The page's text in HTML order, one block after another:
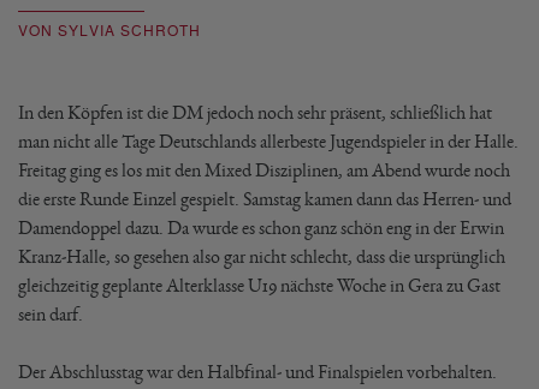
VON SYLVIA SCHROTH
In den Köpfen ist die DM jedoch noch sehr präsent, schließlich hat
man nicht alle Tage Deutschlands allerbeste Jugendspieler in der Halle.
Freitag ging es los mit den Mixed Disziplinen, am Abend wurde noch
die erste Runde Einzel gespielt. Samstag kamen dann das Herren- und
Damendoppel dazu. Da wurde es schon ganz schön eng in der Erwin
Kranz-Halle, so gesehen also gar nicht schlecht, dass die ursprünglich
gleichzeitig geplante Alterklasse U19 nächste Woche in Gera zu Gast
sein darf.
Der Abschlusstag war den Halbfinal- und Finalspielen vorbehalten.